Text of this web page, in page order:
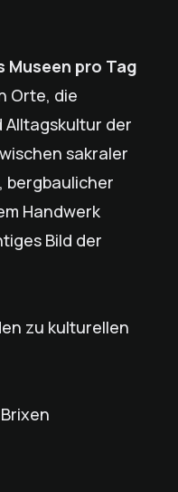
Museen pro Tag
Orte, die
Alltagskultur der
sakraler
bergbaulicher
Handwerk
Bild der
zu kulturellen